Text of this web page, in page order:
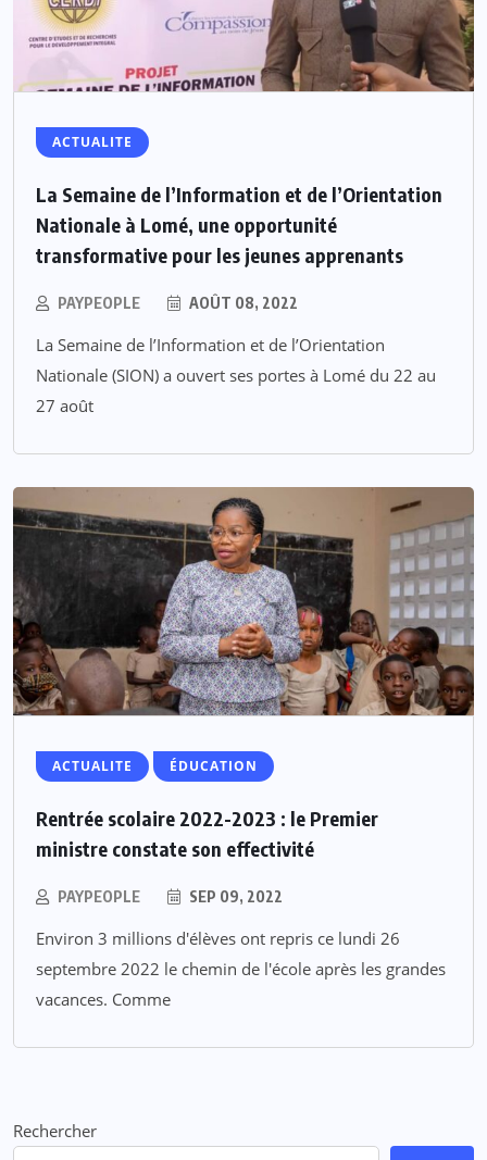
ACTUALITE
La Semaine de l’Information et de l’Orientation
Nationale à Lomé, une opportunité
transformative pour les jeunes apprenants
PAYPEOPLE AOÛT 08, 2022
La Semaine de l’Information et de l’Orientation
Nationale (SION) a ouvert ses portes à Lomé du 22 au
27 août
ACTUALITE ÉDUCATION
Rentrée scolaire 2022-2023 : le Premier
ministre constate son effectivité
PAYPEOPLE SEP 09, 2022
Environ 3 millions d'élèves ont repris ce lundi 26
septembre 2022 le chemin de l'école après les grandes
vacances. Comme
Rechercher